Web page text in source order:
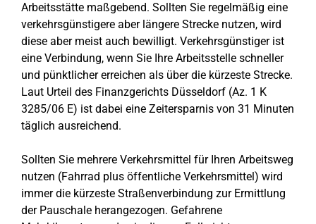
Arbeitsstätte maßgebend. Sollten Sie regelmäßig eine
verkehrsgünstigere aber längere Strecke nutzen, wird
diese aber meist auch bewilligt. Verkehrsgünstiger ist
eine Verbindung, wenn Sie Ihre Arbeitsstelle schneller
und pünktlicher erreichen als über die kürzeste Strecke.
Laut Urteil des Finanzgerichts Düsseldorf (Az. 1 K
3285/06 E) ist dabei eine Zeitersparnis von 31 Minuten
täglich ausreichend.
Sollten Sie mehrere Verkehrsmittel für Ihren Arbeitsweg
nutzen (Fahrrad plus öffentliche Verkehrsmittel) wird
immer die kürzeste Straßenverbindung zur Ermittlung
der Pauschale herangezogen. Gefahrene